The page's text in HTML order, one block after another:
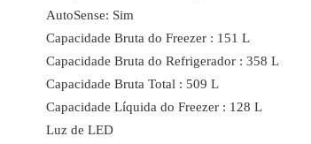
AutoSense: Sim
Capacidade Bruta do Freezer : 151 L
Capacidade Bruta do Refrigerador : 358 L
Capacidade Bruta Total : 509 L
Capacidade Líquida do Freezer : 128 L
Luz de LED